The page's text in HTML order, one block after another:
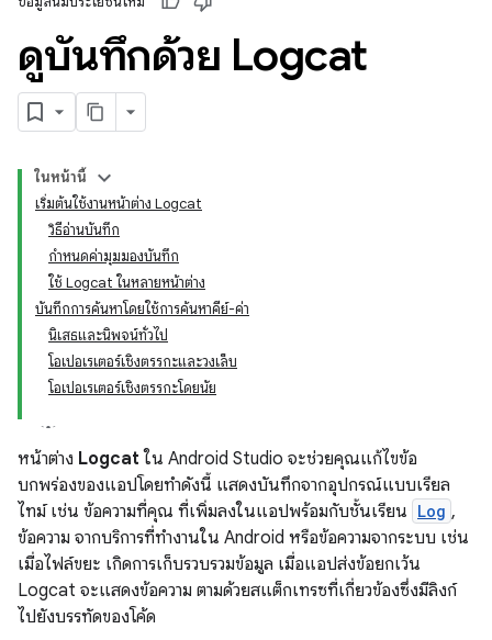
ดูบันทึกด้วย Logcat
ในหน้านี้
เริ่มต้นใช้งานหน้าต่าง Logcat
วิธีอ่านบันทึก
กำหนดค่ามุมมองบันทึก
ใช้ Logcat ในหลายหน้าต่าง
บันทึกการค้นหาโดยใช้การค้นหาคีย์-ค่า
นิเสธและนิพจน์ทั่วไป
โอเปอเรเตอร์เชิงตรรกะและวงเล็บ
โอเปอเรเตอร์เชิงตรรกะโดยนัย
หน้าต่าง Logcat ใน Android Studio จะช่วยคุณแก้ไขข้อ
บกพร่องของแอปโดยทำดังนี้ แสดงบันทึกจากอุปกรณ์แบบเรียล
ไทม์ เช่น ข้อความที่คุณ ที่เพิ่มลงในแอปพร้อมกับชั้นเรียน Log ,
ข้อความ จากบริการที่ทำงานใน Android หรือข้อความจากระบบ เช่น
เมื่อไฟล์ขยะ เกิดการเก็บรวบรวมข้อมูล เมื่อแอปส่งข้อยกเว้น
Logcat จะแสดงข้อความ ตามด้วยสแต็กเทรซที่เกี่ยวข้องซึ่งมีลิงก์
ไปยังบรรทัดของโค้ด